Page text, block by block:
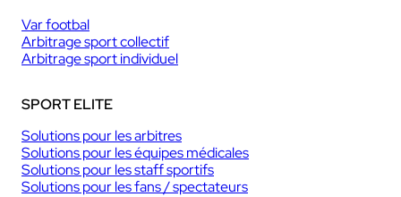
Var footbal
Arbitrage sport collectif
Arbitrage sport individuel
SPORT ELITE
Solutions pour les arbitres
Solutions pour les équipes médicales
Solutions pour les staff sportifs
Solutions pour les fans / spectateurs